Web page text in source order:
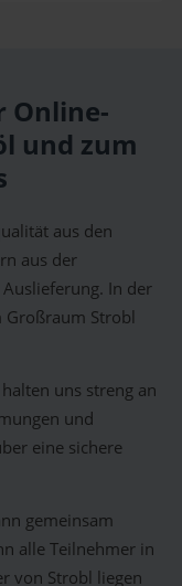
Online-
und zum
aus den
aus der
In der
Großraum Strobl
uns streng an
und
eine sichere
gemeinsam
alle Teilnehmer in
von Strobl liegen